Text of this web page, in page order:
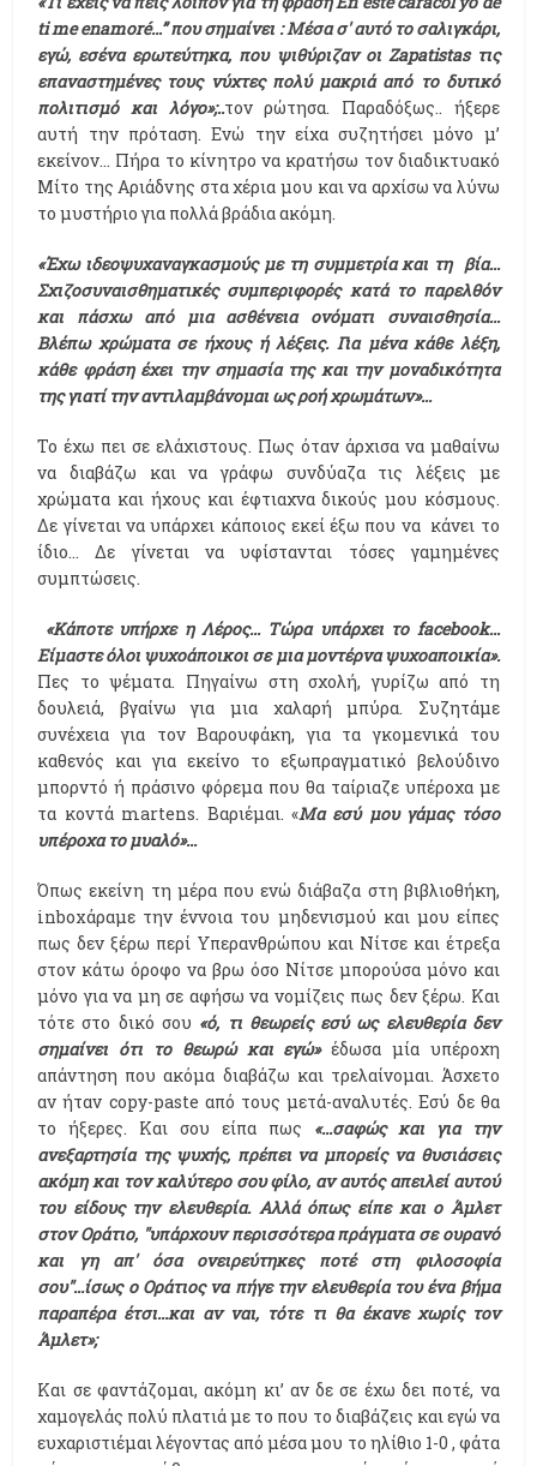
ti me enamoré…” που σημαίνει : Μέσα σ' αυτό το σαλιγκάρι,
εγώ, εσένα ερωτεύτηκα, που ψιθύριζαν οι Zapatistas τις
επαναστημένες τους νύχτες πολύ μακριά από το δυτικό
πολιτισμό και λόγο»;..τον ρώτησα. Παραδόξως.. ήξερε
αυτή την πρόταση. Ενώ την είχα συζητήσει μόνο μ’
εκείνον… Πήρα το κίνητρο να κρατήσω τον διαδικτυακό
Μίτο της Αριάδνης στα χέρια μου και να αρχίσω να λύνω
το μυστήριο για πολλά βράδια ακόμη.
«Έχω ιδεοψυχαναγκασμούς με τη συμμετρία και τη βία...
Σχιζοσυναισθηματικές συμπεριφορές κατά το παρελθόν
και πάσχω από μια ασθένεια ονόματι συναισθησία...
Βλέπω χρώματα σε ήχους ή λέξεις. Για μένα κάθε λέξη,
κάθε φράση έχει την σημασία της και την μοναδικότητα
της γιατί την αντιλαμβάνομαι ως ροή χρωμάτων»...
Το έχω πει σε ελάχιστους. Πως όταν άρχισα να μαθαίνω
να διαβάζω και να γράφω συνδύαζα τις λέξεις με
χρώματα και ήχους και έφτιαχνα δικούς μου κόσμους.
Δε γίνεται να υπάρχει κάποιος εκεί έξω που να κάνει το
ίδιο… Δε γίνεται να υφίστανται τόσες γαμημένες
συμπτώσεις.
«Κάποτε υπήρχε η Λέρος... Τώρα υπάρχει το facebook...
Είμαστε όλοι ψυχοάποικοι σε μια μοντέρνα ψυχοαποικία».
Πες το ψέματα. Πηγαίνω στη σχολή, γυρίζω από τη
δουλειά, βγαίνω για μια χαλαρή μπύρα. Συζητάμε
συνέχεια για τον Βαρουφάκη, για τα γκομενικά του
καθενός και για εκείνο το εξωπραγματικό βελούδινο
μπορντό ή πράσινο φόρεμα που θα ταίριαζε υπέροχα με
τα κοντά martens. Βαριέμαι. «Μα εσύ μου γάμας τόσο
υπέροχα το μυαλό»...
Όπως εκείνη τη μέρα που ενώ διάβαζα στη βιβλιοθήκη,
inboxάραμε την έννοια του μηδενισμού και μου είπες
πως δεν ξέρω περί Υπερανθρώπου και Νίτσε και έτρεξα
στον κάτω όροφο να βρω όσο Νίτσε μπορούσα μόνο και
μόνο για να μη σε αφήσω να νομίζεις πως δεν ξέρω. Και
τότε στο δικό σου «ό, τι θεωρείς εσύ ως ελευθερία δεν
σημαίνει ότι το θεωρώ και εγώ»έδωσα μία υπέροχη
απάντηση που ακόμα διαβάζω και τρελαίνομαι. Άσχετο
αν ήταν copy-paste από τους μετά-αναλυτές. Εσύ δε θα
το ήξερες. Και σου είπα πως «...σαφώς και για την
ανεξαρτησία της ψυχής, πρέπει να μπορείς να θυσιάσεις
ακόμη και τον καλύτερο σου φίλο, αν αυτός απειλεί αυτού
του είδους την ελευθερία. Αλλά όπως είπε και ο Άμλετ
στον Οράτιο, "υπάρχουν περισσότερα πράγματα σε ουρανό
και γη απ' όσα ονειρεύτηκες ποτέ στη φιλοσοφία
σου"...ίσως ο Οράτιος να πήγε την ελευθερία του ένα βήμα
παραπέρα έτσι...και αν ναι, τότε τι θα έκανε χωρίς τον
Άμλετ»;
Και σε φαντάζομαι, ακόμη κι’ αν δε σε έχω δει ποτέ, να
χαμογελάς πολύ πλατιά με το που το διαβάζεις και εγώ να
ευχαριστιέμαι λέγοντας από μέσα μου το ηλίθιο 1-0 , φάτα